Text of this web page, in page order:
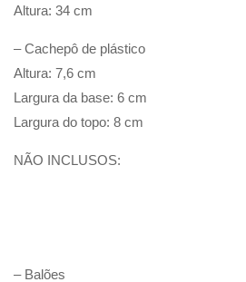
Altura: 34 cm
– Cachepô de plástico
Altura: 7,6 cm
Largura da base: 6 cm
Largura do topo: 8 cm
NÃO INCLUSOS:
– Balões